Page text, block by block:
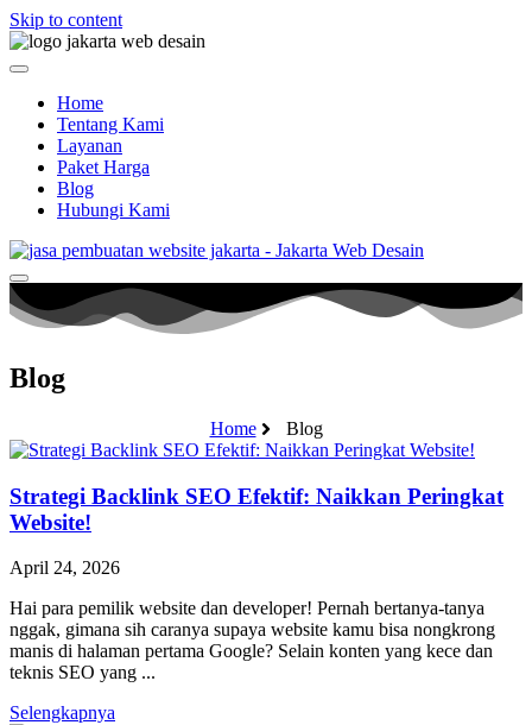
Skip to content
Home
Tentang Kami
Layanan
Paket Harga
Blog
Hubungi Kami
Blog
Home Blog
Strategi Backlink SEO Efektif: Naikkan Peringkat
Website!
April 24, 2026
Hai para pemilik website dan developer! Pernah bertanya-tanya
nggak, gimana sih caranya supaya website kamu bisa nongkrong
manis di halaman pertama Google? Selain konten yang kece dan
teknis SEO yang ...
Selengkapnya